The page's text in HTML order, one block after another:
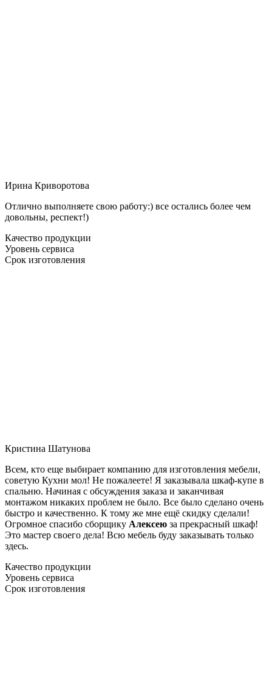
Ирина Криворотова
Отлично выполняете свою работу:) все остались более чем
довольны, респект!)
Качество продукции
Уровень сервиса
Срок изготовления
Кристина Шатунова
Всем, кто еще выбирает компанию для изготовления мебели,
советую Кухни мол! Не пожалеете! Я заказывала шкаф-купе в
спальню. Начиная с обсуждения заказа и заканчивая
монтажом никаких проблем не было. Все было сделано очень
быстро и качественно. К тому же мне ещё скидку сделали!
Огромное спасибо сборщику Алексею за прекрасный шкаф!
Это мастер своего дела! Всю мебель буду заказывать только
здесь.
Качество продукции
Уровень сервиса
Срок изготовления